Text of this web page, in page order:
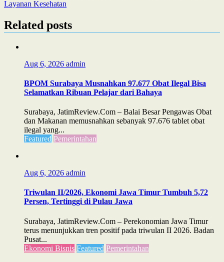
Layanan Kesehatan
Related posts
Aug 6, 2026 admin
BPOM Surabaya Musnahkan 97.677 Obat Ilegal Bisa
Selamatkan Ribuan Pelajar dari Bahaya
Surabaya, JatimReview.Com – Balai Besar Pengawas Obat
dan Makanan memusnahkan sebanyak 97.676 tablet obat
ilegal yang...
Featured Pemerintahan
Aug 6, 2026 admin
Triwulan II/2026, Ekonomi Jawa Timur Tumbuh 5,72
Persen, Tertinggi di Pulau Jawa
Surabaya, JatimReview.Com – Perekonomian Jawa Timur
terus menunjukkan tren positif pada triwulan II 2026. Badan
Pusat...
Ekonomi Bisnis Featured Pemerintahan